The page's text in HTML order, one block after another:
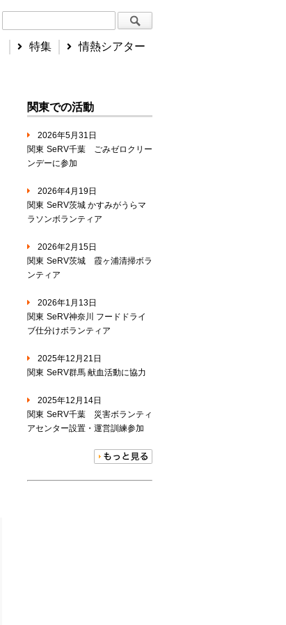
特集 情熱シアター
関東での活動
2026年5月31日
関東 SeRV千葉 ごみゼロクリー
ンデーに参加
2026年4月19日
関東 SeRV茨城 かすみがうらマ
ラソンボランティア
2026年2月15日
関東 SeRV茨城 霞ヶ浦清掃ボラ
ンティア
2026年1月13日
関東 SeRV神奈川 フードドライ
ブ仕分けボランティア
2025年12月21日
関東 SeRV群馬 献血活動に協力
2025年12月14日
関東 SeRV千葉 災害ボランティ
アセンター設置・運営訓練参加